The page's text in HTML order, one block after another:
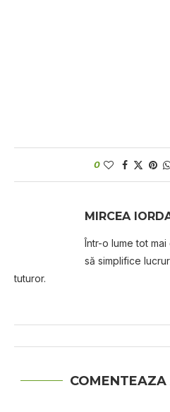
0
MIRCEA
Într-o lume tot
să simplifice
tuturor.
COMENTEAZA